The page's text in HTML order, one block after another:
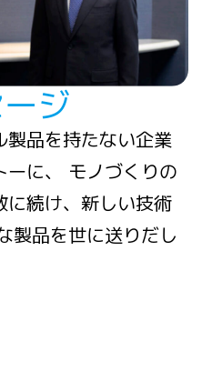
ジ
品を持たない企業
ーに、 モノづくりの
に続け、新しい技術
製品を世に送りだし